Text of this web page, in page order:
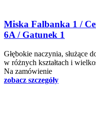
Miska Falbanka 1 /
6A / Gatunek 1
Głębokie naczynia, służące
w różnych kształtach i
Na zamówienie
zobacz szczegóły